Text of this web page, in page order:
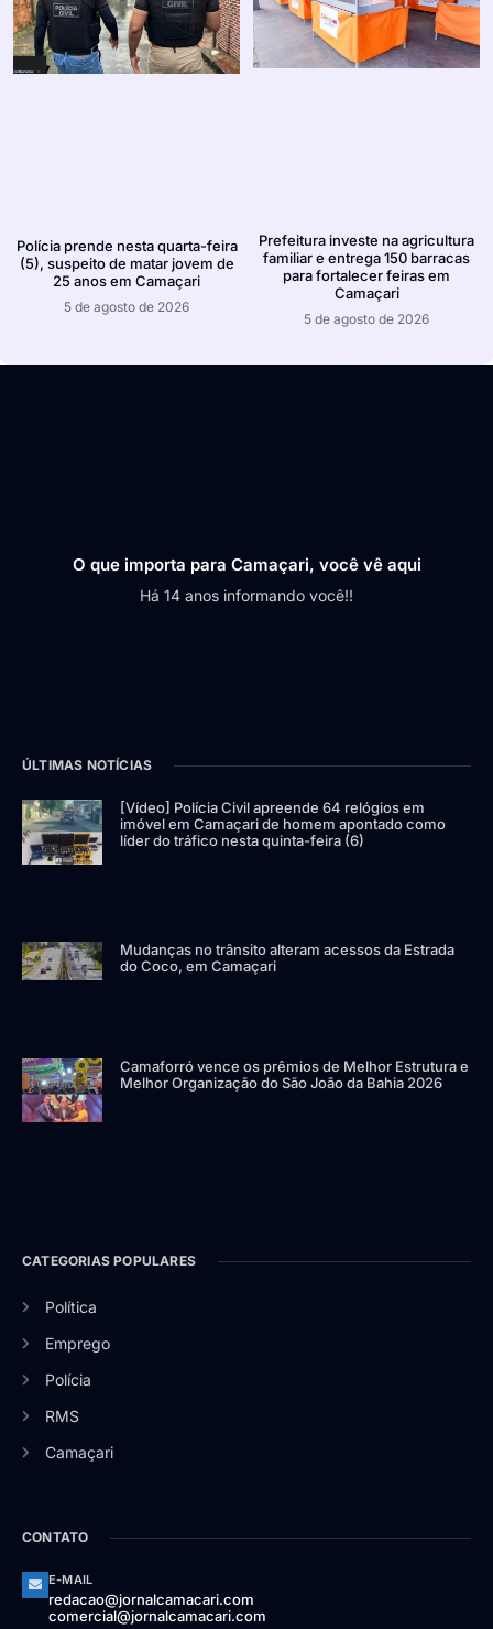
Polícia prende nesta quarta-feira
(5), suspeito de matar jovem de
25 anos em Camaçari
5 de agosto de 2026
Prefeitura investe na agricultura
familiar e entrega 150 barracas
para fortalecer feiras em
Camaçari
5 de agosto de 2026
O que importa para Camaçari, você vê aqui
Há 14 anos informando você!!
ÚLTIMAS NOTÍCIAS
[Vídeo] Polícia Civil apreende 64 relógios em
imóvel em Camaçari de homem apontado como
líder do tráfico nesta quinta-feira (6)
Mudanças no trânsito alteram acessos da Estrada
do Coco, em Camaçari
Camaforró vence os prêmios de Melhor Estrutura e
Melhor Organização do São João da Bahia 2026
CATEGORIAS POPULARES
Política
Emprego
Polícia
RMS
Camaçari
CONTATO
E-MAIL
redacao@jornalcamacari.com
comercial@jornalcamacari.com